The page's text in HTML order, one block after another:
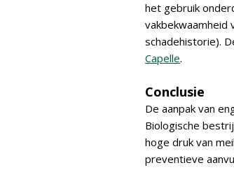
het gebruik
vakbekwaamheid
schadehistorie).
Capelle.
Conclusie
De aanpak van
Biologische
hoge druk van
preventieve